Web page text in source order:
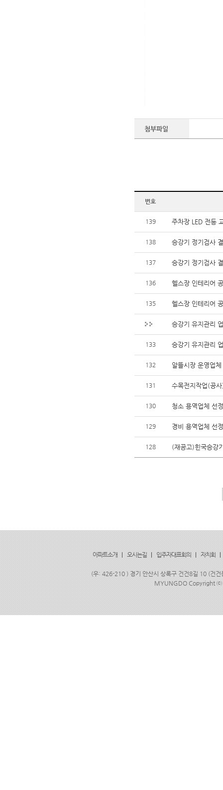
첨부파일
번호
139 주차장 LED 전등
138 승강기 정기검사
137 승강기 정기검사
136 헬스장 인테리어
135 헬스장 인테리어
승강기 유지관리
133 승강기 유지관리
132 알뜰시장 운영업
131 수목전지작업(공
130 청소 용역업체 선
129 경비 용역업체 선
128 (재공고)힌국승강
아파트소개 오시는길 입주자대표회의 자치회
(우: 426-210 ) 경기 안산시 상록구 건건8길 10 (
MYUNGDO Copyright ⓒ